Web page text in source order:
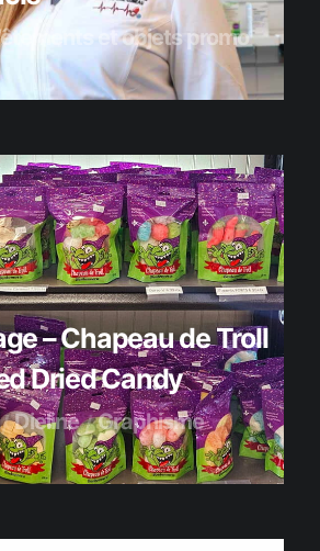
et objets promo
– Chapeau de Troll
Dried Candy
Dieline Graphisme